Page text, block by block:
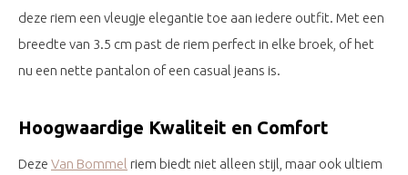
deze riem een vleugje elegantie toe aan iedere outfit. Met een
breedte van 3.5 cm past de riem perfect in elke broek, of het
nu een nette pantalon of een casual jeans is.
Hoogwaardige Kwaliteit en Comfort
Deze Van Bommel riem biedt niet alleen stijl, maar ook ultiem